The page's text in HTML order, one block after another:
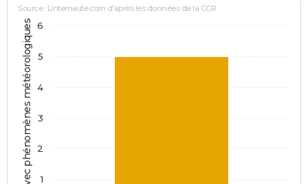
Jours avec phénomènes météorologiques
Source : Linternaute.com d'après les données de la CCR
1
2
3
4
5
6